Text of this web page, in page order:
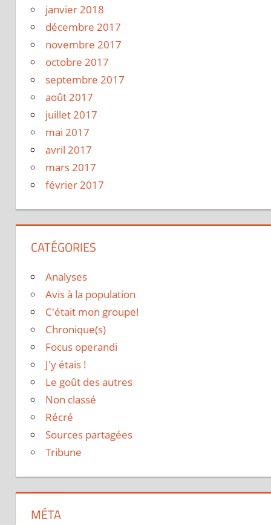
janvier 2018
décembre 2017
novembre 2017
octobre 2017
septembre 2017
août 2017
juillet 2017
mai 2017
avril 2017
mars 2017
février 2017
CATÉGORIES
Analyses
Avis à la population
C'était mon groupe!
Chronique(s)
Focus operandi
J'y étais !
Le goût des autres
Non classé
Récré
Sources partagées
Tribune
MÉTA